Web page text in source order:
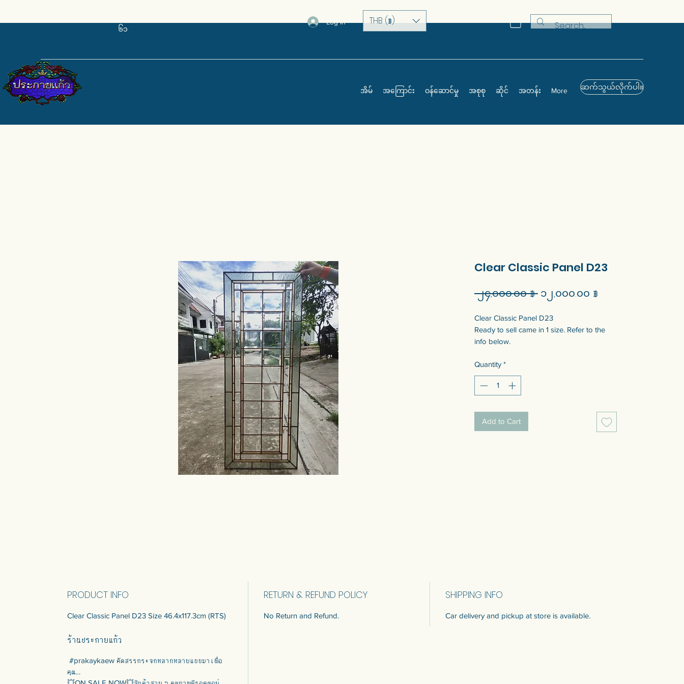
၆၁
Log In THB (฿)
အိမ် အကြောင်း ဝန်ဆောင်မှု အစုစု ဆိုင် အတန်း More ဆက်သွယ်လိုက်ပါ။
Clear Classic Panel D23
၂၄,၀၀၀.၀၀ ฿ Regular
၁၂,၀၀၀.၀၀ ฿
Clear Classic Panel D23
Ready to sell came in 1 size. Refer to the
info below.
to us to get quotation.
แผงกระจกคลาสสิก D23
สามารถปรับแต่งขนาดได้ พูดคุยกับเราเพื่อรับใบ
เสนอราคา
Quantity *
Add to Cart
PRODUCT INFO
Clear Classic Panel D23 Size 46.4x117.3cm (RTS)
RETURN & REFUND POLICY
No Return and Refund.
SHIPPING INFO
Car delivery and pickup at store is available.
ร้านประกายแก้ว
#prakaykaew คัดสรรกระจกหลากหลายแบบมาเพื่อ
คุณ…